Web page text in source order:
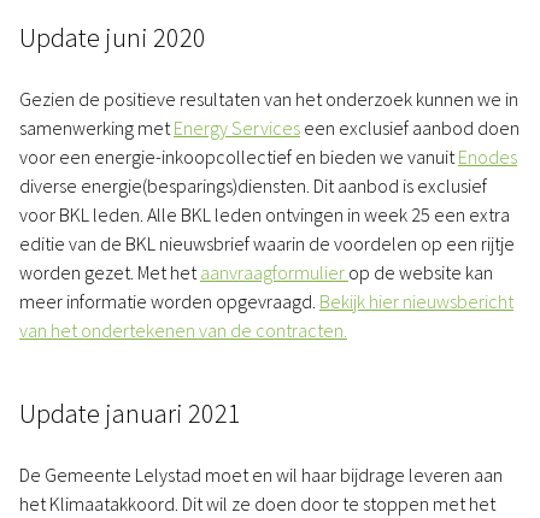
Update juni 2020
Gezien de positieve resultaten van het onderzoek kunnen we in
samenwerking metEnergy Services een exclusief aanbod doen
voor een energie-inkoopcollectief en bieden we vanuitEnodes
diverse energie(besparings)diensten. Dit aanbod is exclusief
voor BKL leden. Alle BKL leden ontvingen in week 25 een extra
editie van de BKL nieuwsbrief waarin de voordelen op een rijtje
worden gezet. Met hetaanvraagformulier op de website kan
meer informatie worden opgevraagd. Bekijk hier nieuwsbericht
van het ondertekenen van de contracten.
Update januari 2021
De Gemeente Lelystad moet en wil haar bijdrage leveren aan
het Klimaatakkoord. Dit wil ze doen door te stoppen met het